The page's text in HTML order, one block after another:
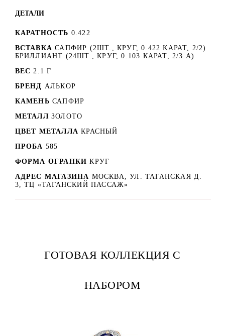
ДЕТАЛИ
КАРАТНОСТЬ 0.422
ВСТАВКА САПФИР (2ШТ., КРУГ, 0.422 КАРАТ, 2/2)
БРИЛЛИАНТ (24ШТ., КРУГ, 0.103 КАРАТ, 2/3 А)
ВЕС 2.1 Г
БРЕНД АЛЬКОР
КАМЕНЬ САПФИР
МЕТАЛЛ ЗОЛОТО
ЦВЕТ МЕТАЛЛА КРАСНЫЙ
ПРОБА 585
ФОРМА ОГРАНКИ КРУГ
АДРЕС МАГАЗИНА МОСКВА, УЛ. ТАГАНСКАЯ Д.
3, ТЦ «ТАГАНСКИЙ ПАССАЖ»
ГОТОВАЯ КОЛЛЕКЦИЯ С
НАБОРОМ